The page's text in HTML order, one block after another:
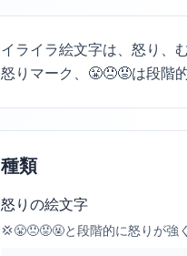
イライラ絵文字は、怒り、
怒りマーク、😤😠😡は段階
種類
怒りの絵文字
💢😤😠😡🤬と段階的に怒りが強